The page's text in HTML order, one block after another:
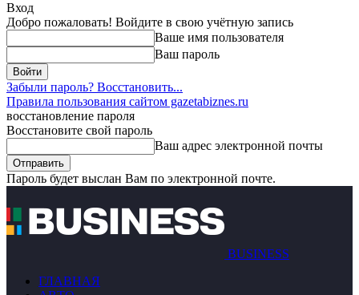
Вход
Добро пожаловать! Войдите в свою учётную запись
Ваше имя пользователя
Ваш пароль
Забыли пароль? Восстановить...
Правила пользования сайтом gazetabiznes.ru
восстановление пароля
Восстановите свой пароль
Ваш адрес электронной почты
Пароль будет выслан Вам по электронной почте.
BUSINESS
ГЛАВНАЯ